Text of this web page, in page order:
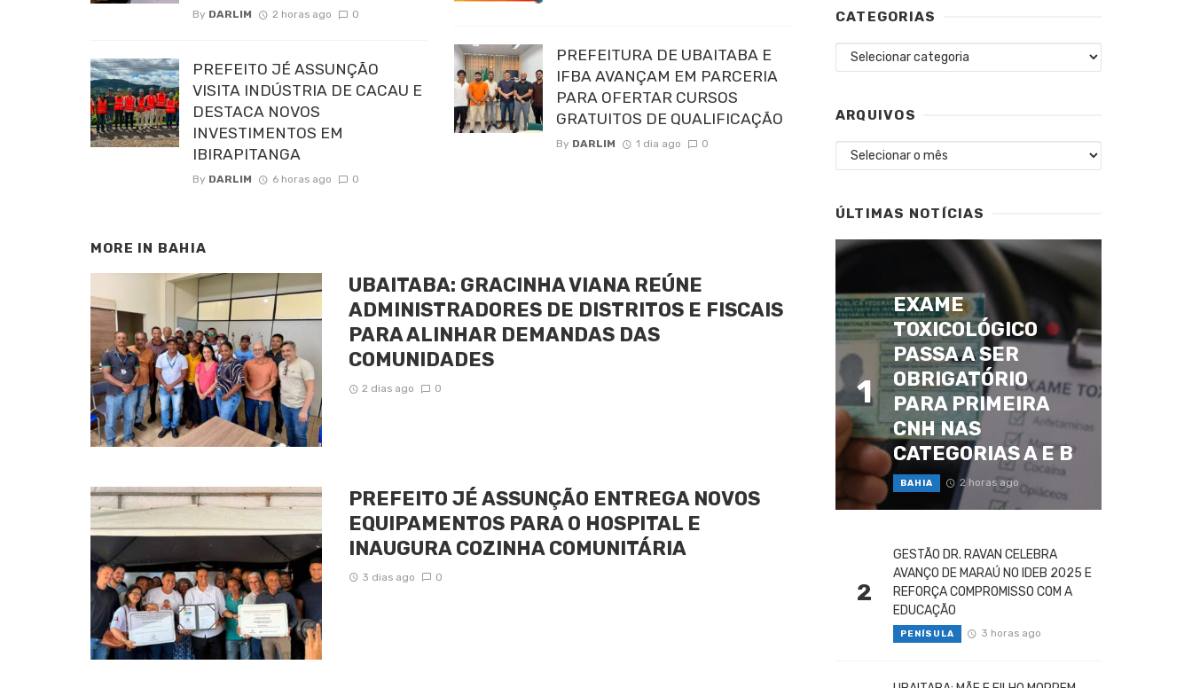
By DARLIM 2 horas ago 0
PREFEITO JÉ ASSUNÇÃO
VISITA INDÚSTRIA DE CACAU E
DESTACA NOVOS
INVESTIMENTOS EM
IBIRAPITANGA
By DARLIM 6 horas ago 0
PREFEITURA DE UBAITABA E
IFBA AVANÇAM EM PARCERIA
PARA OFERTAR CURSOS
GRATUITOS DE QUALIFICAÇÃO
By DARLIM 1 dia ago 0
MORE IN BAHIA
UBAITABA: GRACINHA VIANA REÚNE
ADMINISTRADORES DE DISTRITOS E FISCAIS
PARA ALINHAR DEMANDAS DAS
COMUNIDADES
2 dias ago 0
PREFEITO JÉ ASSUNÇÃO ENTREGA NOVOS
EQUIPAMENTOS PARA O HOSPITAL E
INAUGURA COZINHA COMUNITÁRIA
3 dias ago 0
CATEGORIAS
Categorias
ARQUIVOS
Arquivos
ÚLTIMAS NOTÍCIAS
1
EXAME
TOXICOLÓGICO
PASSA A SER
OBRIGATÓRIO
PARA PRIMEIRA
CNH NAS
CATEGORIAS A E B
BAHIA 2 horas ago
2
GESTÃO DR. RAVAN CELEBRA
AVANÇO DE MARAÚ NO IDEB 2025 E
REFORÇA COMPROMISSO COM A
EDUCAÇÃO
PENÍSULA 3 horas ago